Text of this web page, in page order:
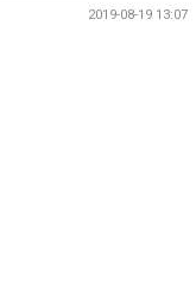
2019-08-19 13:07